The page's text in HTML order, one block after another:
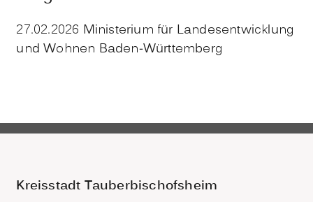
27.02.2026 Ministerium für Landesentwicklung
und Wohnen Baden-Württemberg
Kreisstadt Tauberbischofsheim